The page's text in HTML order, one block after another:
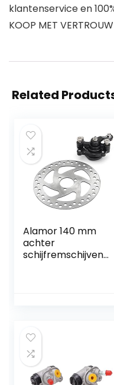
klantenservice en
KOOP MET
Related
Alamor 140 mm
achter
schijfremschijven